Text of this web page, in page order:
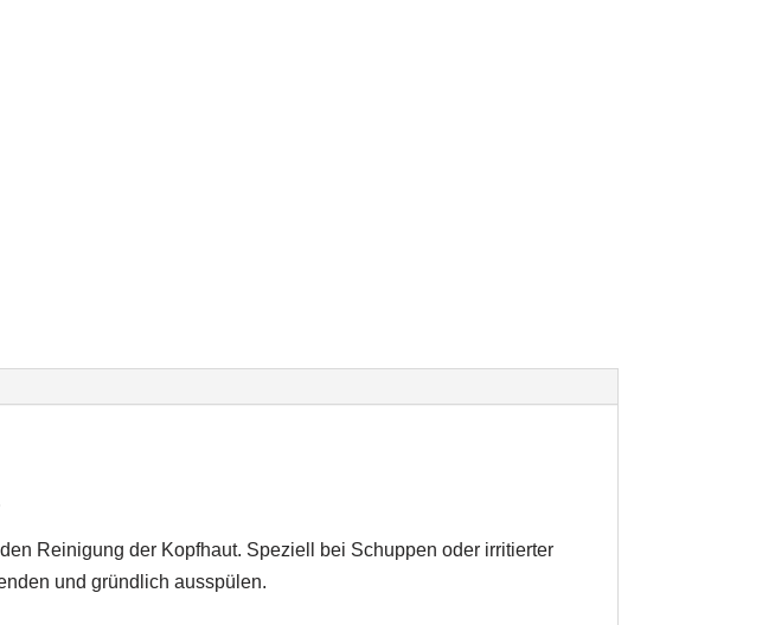
Reinigung der Kopfhaut. Speziell bei Schuppen oder irritierter
und gründlich ausspülen.